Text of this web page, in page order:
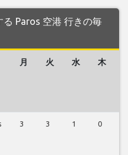
Paros 空港 行きの毎
月 火 水 木
3 3 1 0